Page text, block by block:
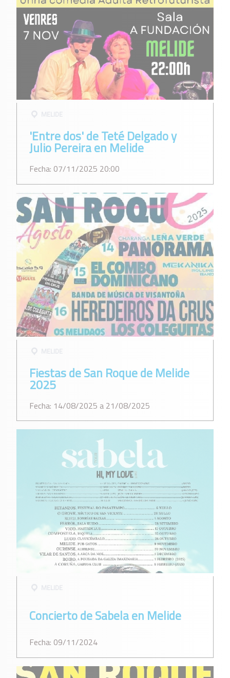
'Entre dos' de Teté Delgado y
Julio Pereira en Melide
Fecha: 07/11/2025 20:00
Fiestas de San Roque de Melide
2025
Fecha: 14/08/2025 a 21/08/2025
Concierto de Sabela en Melide
Fecha: 09/11/2024